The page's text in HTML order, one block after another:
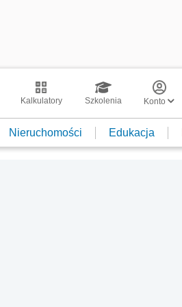
Kalkulatory Szkolenia Konto
Nieruchomości Edukacja